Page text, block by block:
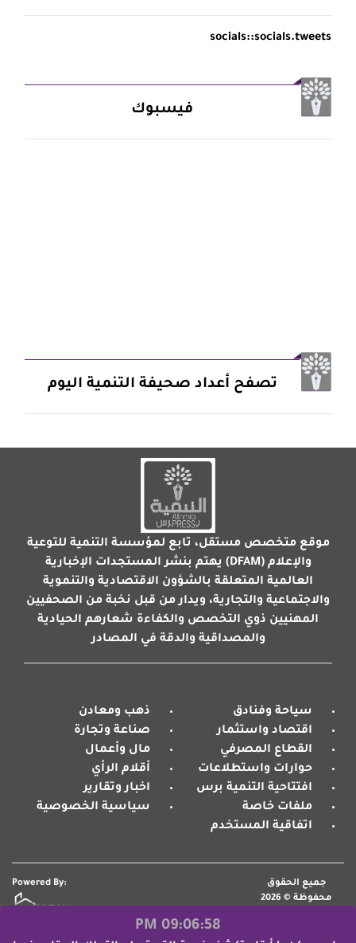
09:07:00 PM
socials::socials.tweets
فيسبوك
تصفح أعداد صحيفة التنمية اليوم
موقع متخصص مستقل، تابع لمؤسسة التنمية للتوعية
والإعلام (DFAM) يهتم بنشر المستجدات الإخبارية
العالمية المتعلقة بالشؤون الاقتصادية والتنموية
والاجتماعية والتجارية، ويدار من قبل نخبة من الصحفيين
المهنيين ذوي التخصص والكفاءة شعارهم الحيادية
والمصداقية والدقة في المصادر
سياحة وفنادق
ذهب ومعادن
اقتصاد واستثمار
صناعة وتجارة
القطاع المصرفي
مال وأعمال
حوارات واستطلاعات
أقلام الرأي
افتتاحية التنمية برس
اخبار وتقارير
ملفات خاصة
سياسية الخصوصية
اتفاقية المستخدم
جميع الحقوق
محفوظة © 2026
Powered By: